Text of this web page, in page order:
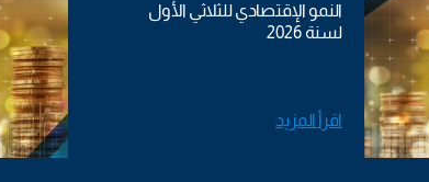
النمو الإقتصادي للثلاثي الأول
لسنة 2026
اقرأ المزيد